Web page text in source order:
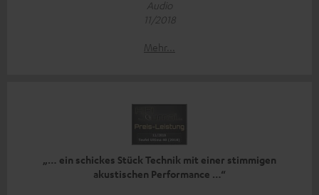
Audio
11/2018
Mehr...
„… ein schickes Stück Technik mit einer stimmigen
akustischen Performance …“